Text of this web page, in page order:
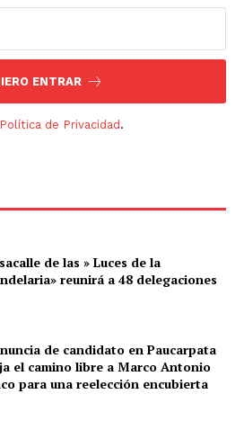
ENTRAR
Política de Privacidad.
de las » Luces de la
reunirá a 48 delegaciones
de candidato en Paucarpata
el camino libre a Marco Antonio
para una reelección encubierta